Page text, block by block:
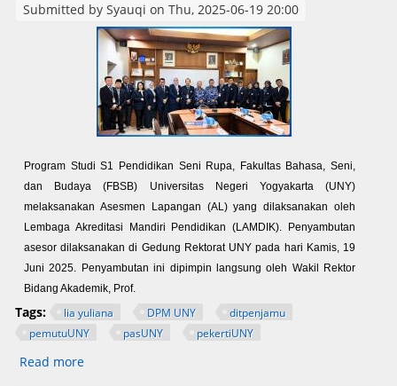
Submitted by Syauqi on Thu, 2025-06-19 20:00
Program Studi S1 Pendidikan Seni Rupa, Fakultas Bahasa, Seni,
dan Budaya (FBSB) Universitas Negeri Yogyakarta (UNY)
melaksanakan Asesmen Lapangan (AL) yang dilaksanakan oleh
Lembaga Akreditasi Mandiri Pendidikan (LAMDIK). Penyambutan
asesor dilaksanakan di Gedung Rektorat UNY pada hari Kamis, 19
Juni 2025. Penyambutan ini dipimpin langsung oleh Wakil Rektor
Bidang Akademik, Prof.
Tags: lia yuliana DPM UNY
ditpenjamu
pemutuUNY
pasUNY pekertiUNY
Read more